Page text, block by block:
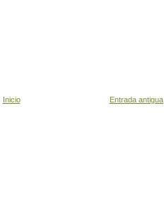
Entrada antigua
Inicio